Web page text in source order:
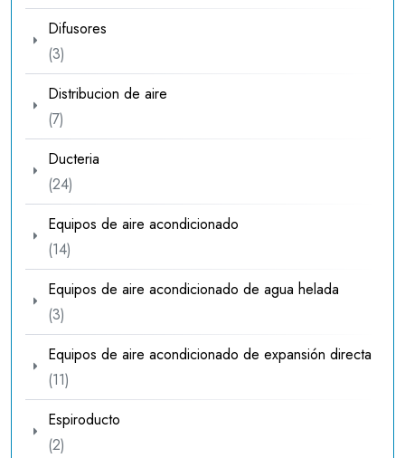
producto
Difusores
33
productos
Distribucion de aire
77
productos
Ducteria
2424
productos
Equipos de aire acondicionado
1414
productos
Equipos de aire acondicionado de agua helada
33
productos
Equipos de aire acondicionado de expansión directa
1111
productos
Espiroducto
22